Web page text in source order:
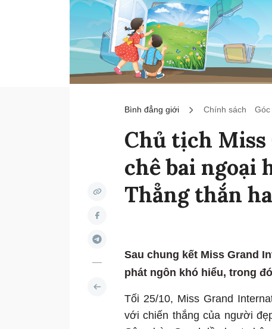
Bình đẳng giới Chính sách
Chủ tịch
chê bai ngoại
Thẳng thắn
Sau chung kết Miss Grand
phát ngôn khó hiểu, trong
Tối 25/10, Miss Grand
với chiến thắng của người